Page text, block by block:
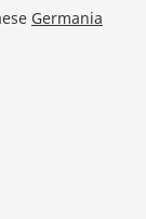
Germania